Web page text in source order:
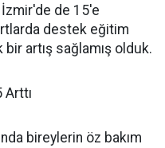
de 15'e
destek eğitim
bir artış sağlamış olduk.
Arttı
bireylerin öz bakım